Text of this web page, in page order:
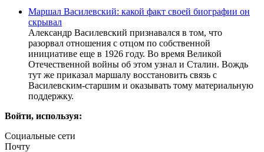
Маршал Василевский: какой факт своей биографии он
скрывал
Александр Василевский признавался в том, что
разорвал отношения с отцом по собственной
инициативе еще в 1926 году. Во время Великой
Отечественной войны об этом узнал и Сталин. Вождь
тут же приказал маршалу восстановить связь с
Василевским-старшим и оказывать тому материальную
поддержку.
Войти, используя:
Социальные сети
Почту